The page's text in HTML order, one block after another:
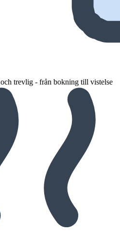
trevlig - från bokning till vistelse